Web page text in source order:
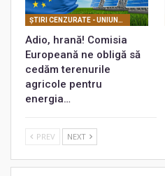
ŞTIRI CENZURATE - UNIUNEA EUROPEANĂ
Adio, hrană! Comisia
Europeană ne obligă să
cedăm terenurile
agricole pentru
energia…
PREV NEXT